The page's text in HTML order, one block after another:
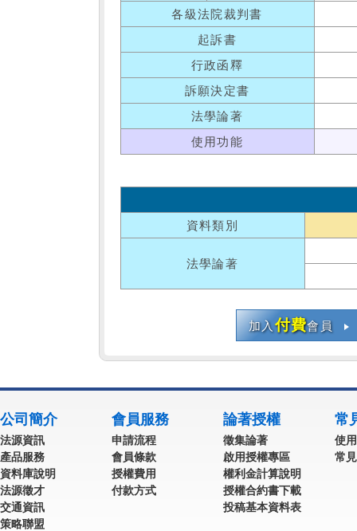
各級法院裁判書
起訴書
行政函釋
訴願決定書
法學論著
使用功能
資料類別
法學論著
加入付費會員
公司簡介
法源資訊
產品服務
資料庫說明
法源徵才
交通資訊
策略聯盟
會員服務
申請流程
會員條款
授權費用
付款方式
論著授權
徵集論著
啟用授權專區
權利金計算說明
授權合約書下載
投稿基本資料表
常
使
常